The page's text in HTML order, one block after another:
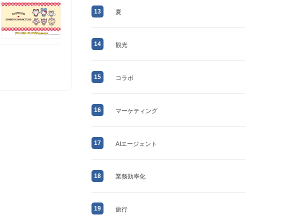
13 夏
14 観光
15 コラボ
16 マーケティング
17 AIエージェント
18 業務効率化
19 旅行